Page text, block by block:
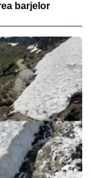
barjelor